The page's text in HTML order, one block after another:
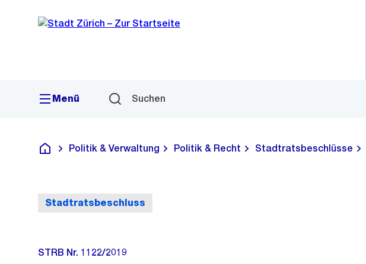
Navigation
Sprunglink
Menü Suchen
Deutsch
Politik & Verwaltung Politik & Recht Stadtratsbeschlüsse
Stadtratsbeschluss
STRB Nr. 1122/2019